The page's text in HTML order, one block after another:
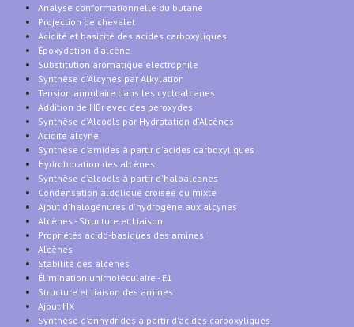
Analyse conformationnelle du butane
Projection de chevalet
Acidité et basicité des acides carboxyliques
Époxydation d'alcène
Substitution aromatique électrophile
Synthèse d'Alcynes par Alkylation
Tension annulaire dans les cycloalcanes
Addition de HBr avec des peroxydes
Synthèse d'Alcools par Hydratation d'Alcènes
Acidité alcyne
Synthèse d'amides à partir d'acides carboxyliques
Hydroboration des alcènes
Synthèse d'alcools à partir d'haloalcanes
Condensation aldolique croisée ou mixte
Ajout d'halogénures d'hydrogène aux alcynes
Alcènes - Structure et Liaison
Propriétés acido-basiques des amines
Alcènes
Stabilité des alcènes
Élimination unimoléculaire - E1
Structure et liaison des amines
Ajout HX
Synthèse d'anhydrides à partir d'acides carboxyliques